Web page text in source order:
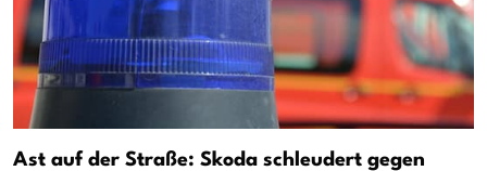
Ast auf der Straße: Skoda schleudert gegen